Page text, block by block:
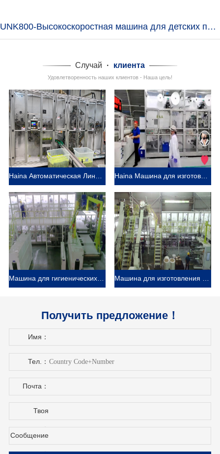
UNK800-Высокоскоростная машина для детских подгузников
Случай · клиента
Удовлетворенность наших клиентов - Наша цель!
Haina Машина для изготовления детских подгузников помогает клиенту из России захватить больше рынка
Машина для гигиенических салфеток Haina помогает клиенту расширить свой рынок в Латвия
Получить предложение！
Имя：
Тел.：
Почта：
Твоя
страна：
Сообщение